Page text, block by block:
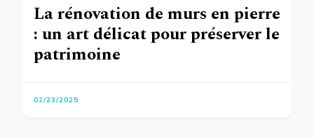
La rénovation de murs en pierre
: un art délicat pour préserver le
patrimoine
02/23/2025